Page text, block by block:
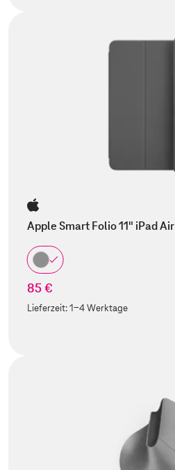
Apple Smart Folio 11" iPad Air
85 €
Lieferzeit:1-4 Werktage